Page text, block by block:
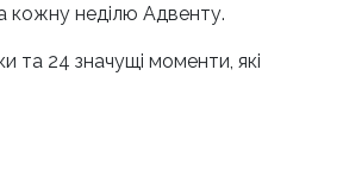
кожну неділю Адвенту.
та 24 значущі моменти, які